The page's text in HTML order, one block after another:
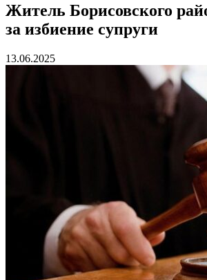
Житель Борисовского
за избиение супруги
13.06.2025